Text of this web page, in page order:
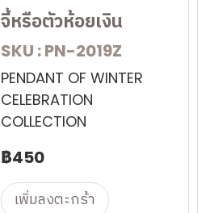
จี้หรือตัวห้อยเงิน
SKU : PN-2019Z
PENDANT OF WINTER
CELEBRATION
COLLECTION
฿450
เพิ่มลงตะกร้า